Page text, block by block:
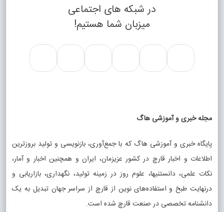
در شبکه های اجتماعی
میزبان شما هستیم!
مجله خبری و آموزشی هاگ
پایگاه خبری و آموزشی هاگ که با جمع‌آوری، بازنویسی و تولید بروزترین
اطلاعات و اخبار قارچ در کشور عزیزمان، ایران و همچنین اخبار و آمار،
نکات علمی، دانستنیها، علوم روز در زمینه تولید، نگهداری، بازاریابی و
درنهایت طبخ و استفاده‌های نوین از قارچ از سراسر جهان تبدیل به یک
دانشنامه تخصصی در صنعت قارچ شده است.